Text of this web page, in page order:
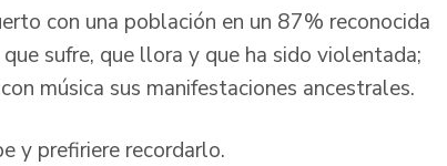
con una población en un 87% reconocida
sufre, que llora y que ha sido violentada;
música sus manifestaciones ancestrales.
y prefiriere recordarlo.